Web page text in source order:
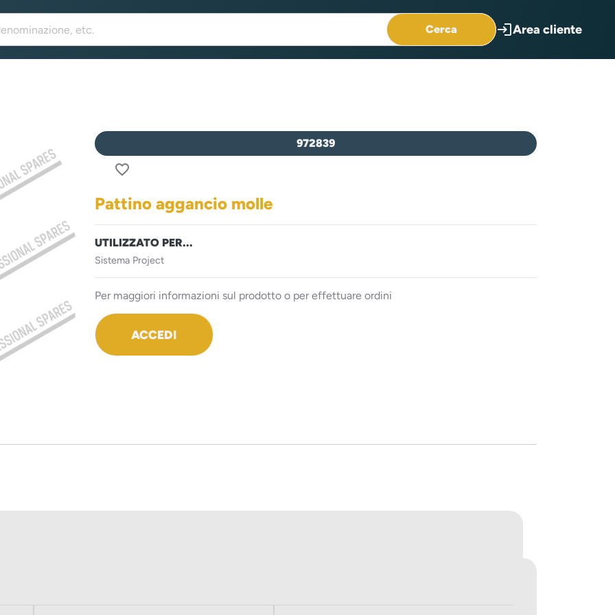
Cerca loginArea cliente
972839
favorite_border
Pattino aggancio molle
UTILIZZATO PER...
Sistema Project
Per maggiori informazioni sul prodotto o per effettuare ordini
ACCEDI